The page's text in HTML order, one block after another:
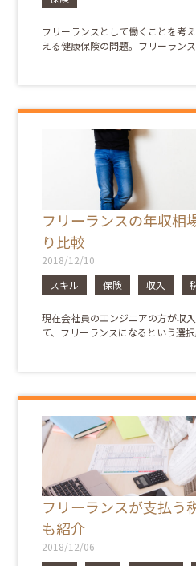
フリーランスとして働くことを考
える健康保険の問題。フリーラン
フリーランスの年収相
り比較
2018/12/10
スキル
保険 収入
現在会社員のエンジニアの方が収
て、フリーランスになるという選
フリーランスが支払う
も紹介
2018/12/06